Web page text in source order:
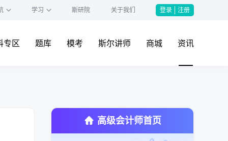
学习 斯研院 关于我们 登录 注册
专区 题库 模考 斯尔讲师 商城 资讯
高级会计师首页